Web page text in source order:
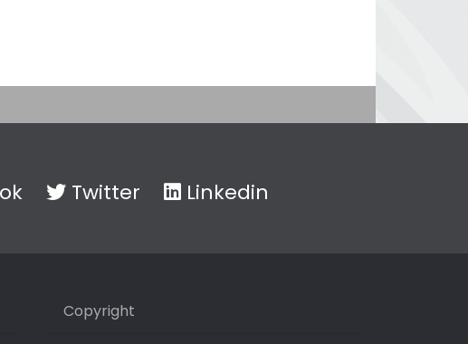
Twitter Linkedin
Copyright